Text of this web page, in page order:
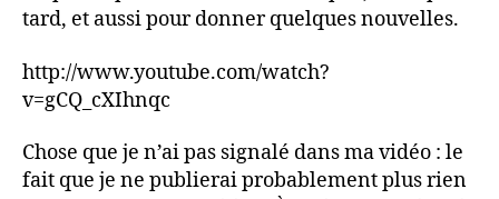
tard, et aussi pour donner quelques nouvelles.
http://www.youtube.com/watch?
v=gCQ_cXIhnqc
Chose que je n’ai pas signalé dans ma vidéo : le
fait que je ne publierai probablement plus rien